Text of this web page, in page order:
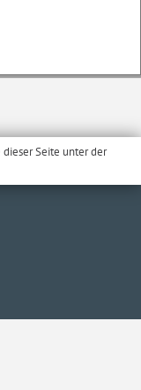
Seite unter der